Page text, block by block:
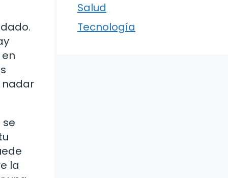
nadar
la
Salud
Tecnología